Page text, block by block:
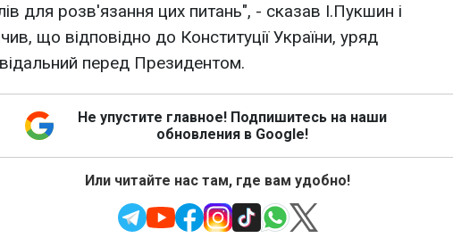
для розв'язання цих питань", - сказав І.Пукшин і
що відповідно до Конституції України, уряд
перед Президентом.
Не упустите главное! Подпишитесь на наши
обновления в Google!
Или читайте нас там, где вам удобно!